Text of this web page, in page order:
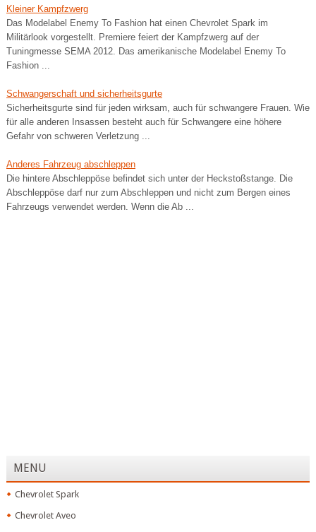
Kleiner Kampfzwerg
Das Modelabel Enemy To Fashion hat einen Chevrolet Spark im
Militärlook vorgestellt. Premiere feiert der Kampfzwerg auf der
Tuningmesse SEMA 2012. Das amerikanische Modelabel Enemy To
Fashion ...
Schwangerschaft und sicherheitsgurte
Sicherheitsgurte sind für jeden wirksam, auch für schwangere Frauen. Wie
für alle anderen Insassen besteht auch für Schwangere eine höhere
Gefahr von schweren Verletzung ...
Anderes Fahrzeug abschleppen
Die hintere Abschleppöse befindet sich unter der Heckstoßstange. Die
Abschleppöse darf nur zum Abschleppen und nicht zum Bergen eines
Fahrzeugs verwendet werden. Wenn die Ab ...
MENU
Chevrolet Spark
Chevrolet Aveo